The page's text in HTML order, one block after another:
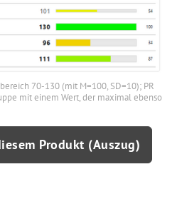
70-130 (mit M=100, SD=10); PR
mit einem Wert, der maximal ebenso
Produkt (Auszug)